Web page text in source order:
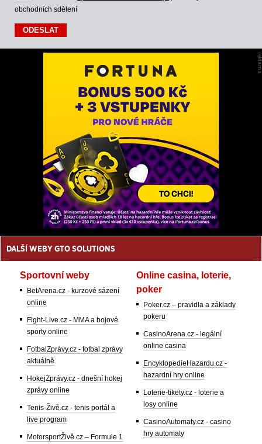
obchodních sdělení
DALŠÍ WEBY GTO SOLUTIONS
Sportovní weby
BetArena.cz - kurzové sázení
online
Fight-Live.cz - MMA a bojové
sporty online
FotbalZprávy.cz - fotbal zprávy
aktuálně
HokejZprávy.cz - dnešní hokej
zprávy online
Tenis-Živě.cz - tenis portál a
live program
MotorsportŽivě.cz – Formule 1
Online casina, loterie,
poker
Poker.cz – pravidla a základy
pokeru
CasinoArena.cz - legální
online casina
EncyklopedieHazardu.cz -
hazardní hry online
Loterie-tikety.cz - loterie a
losy online
CasinoAutomaty.cz - casino
hry automaty